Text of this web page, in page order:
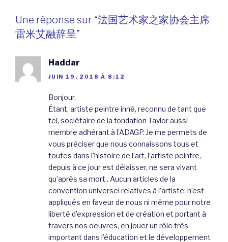
Une réponse sur “法国艺术家之家协会主席
雷米艾融辞呈”
Haddar
JUIN 19, 2018 À 8:12
Bonjour,
Étant, artiste peintre inné, reconnu de tant que
tel, sociétaire de la fondation Taylor aussi
membre adhérant à l’ADAGP. Je me permets de
vous préciser que nous connaissons tous et
toutes dans l’histoire de l’art, l’artiste peintre,
depuis à ce jour est délaisser, ne sera vivant
qu’après sa mort . Aucun articles de la
convention universel relatives à l’artiste, n’est
appliqués en faveur de nous ni même pour notre
liberté d’expression et de création et portant à
travers nos oeuvres, en jouer un rôle très
important dans l’éducation et le développement